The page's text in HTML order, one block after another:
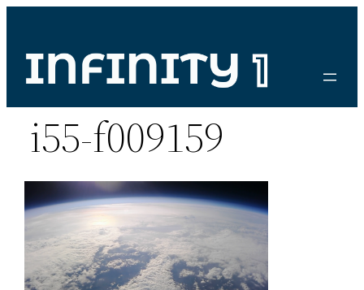
contenuto
i55-f009159